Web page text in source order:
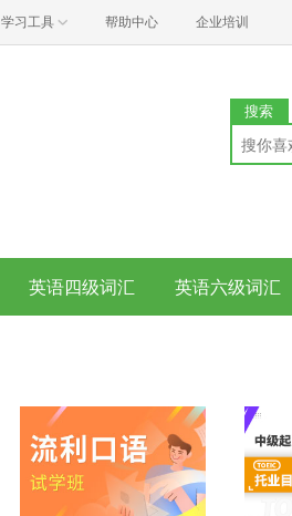
学习工具 帮助中心 企业培训
搜索
英语四级词汇 英语六级词汇